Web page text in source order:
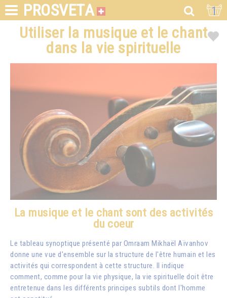
PROSVETA 1
Utiliser la musique et le chant
dans la vie spirituelle
La musique et le chant sont des activités
du coeur
Le tableau synoptique présenté par Omraam Mikhaël Aïvanhov
donne une vue d'ensemble sur la structure de l'être humain et les
activités qui correspondent à cette structure. Il indique
comment, comme pour la vie physique, la vie spirituelle doit être
entretenue dans les différents principes subtils dont l'homme